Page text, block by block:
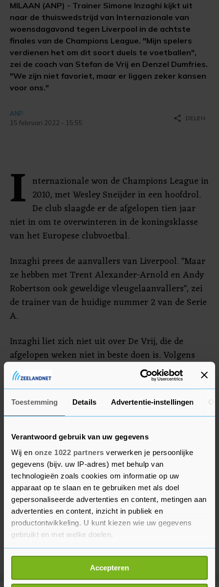
Toestemming Details Advertentie-instellingen
Verantwoord gebruik van uw gegevens
Wij en onze 1022 partners verwerken je persoonlijke
gegevens (bijv. uw IP-adres) met behulp van
technologieën zoals cookies om informatie op uw
apparaat op te slaan en te gebruiken met als doel
gepersonaliseerde advertenties en content, metingen aan
advertenties en content, inzicht in publiek en
productontwikkeling. U kunt kiezen wie uw gegevens
gebruikt en met welke doelen.
Als u het toestaat, willen we ook graag:
Informatie verzamelen over uw geografische
locatie, die tot een paar meter nauwkeurig kan zijn
Accepteren
MILAAN (ANP) - Trainer Simone Inzaghi kijkt uit
naar de thuiswedstrijd van Internazionale van
woensdagavond tegen Liverpool in de achtste
finales van de Champions League. "Mijn spelers
verdienen het om dit soort duels te voetballen",
zei de coach van Stefan de Vrij en Denzel Dumfries.
"We zijn niet favoriet, maar er liggen zeker kansen
voor ons."
ANP
15 februari 2022 - 15:55
share DELEN
I nternazionale won de Champions League in
2010, met Wesley Sneijder in een hoofdrol.
De club slaagde er de afgelopen tien jaar
niet in om te overwinteren in de koningsklasse
van het Europese clubvoetbal.
Inzaghi prees de aanvallers van Liverpool. "Maar
ze hebben met Trent Alexander-Arnold en Andy
Robertson ook geweldige vleugelaanvallers", zei
de trainer van de huidige nummer 2 van de Serie
A.
Inzaghi liet zich niet uit over De Vrij, die de
afgelopen weken niet in beste doen is. Volgens
Italiaanse kranten bestaat de kans dat hij zijn
basisplaats tijdelijk kwijtraakt.